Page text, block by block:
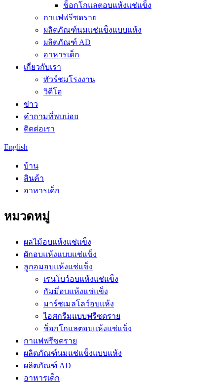
ช็อกโกแลตอบแห้งแช่แข็ง
กาแฟฟรีซดราย
ผลิตภัณฑ์นมแช่แข็งแบบแห้ง
ผลิตภัณฑ์ AD
อาหารเด็ก
เกี่ยวกับเรา
ทัวร์ชมโรงงาน
วิดีโอ
ข่าว
คำถามที่พบบ่อย
ติดต่อเรา
English
บ้าน
สินค้า
อาหารเด็ก
หมวดหมู่
ผลไม้อบแห้งแช่แข็ง
ผักอบแห้งแบบแช่แข็ง
ลูกอมอบแห้งแช่แข็ง
เรนโบว์อบแห้งแช่แข็ง
กัมมี่อบแห้งแช่แข็ง
มาร์ชเมลโลว์อบแห้ง
ไอศกรีมแบบฟรีซดราย
ช็อกโกแลตอบแห้งแช่แข็ง
กาแฟฟรีซดราย
ผลิตภัณฑ์นมแช่แข็งแบบแห้ง
ผลิตภัณฑ์ AD
อาหารเด็ก